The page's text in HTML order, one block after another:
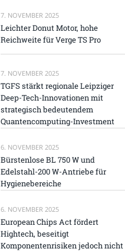
7. NOVEMBER 2025
Leichter Donut Motor, hohe
Reichweite für Verge TS Pro
7. NOVEMBER 2025
TGFS stärkt regionale Leipziger
Deep-Tech-Innovationen mit
strategisch bedeutendem
Quantencomputing-Investment
6. NOVEMBER 2025
Bürstenlose BL 750 W und
Edelstahl-200 W-Antriebe für
Hygienebereiche
6. NOVEMBER 2025
European Chips Act fördert
Hightech, beseitigt
Komponentenrisiken jedoch nicht